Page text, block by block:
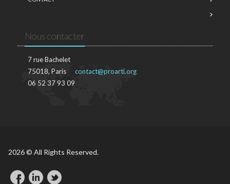
Nous contacter
7 rue Bachelet
75018, Paris
06 52 37 93 09
contact@proarti.org
2026 © All Rights Reserved.